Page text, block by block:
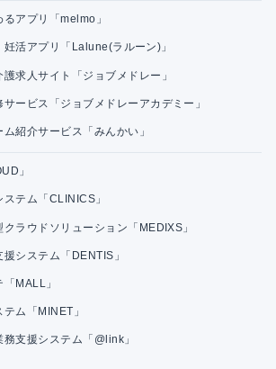
アプリ「melmo」
活アプリ「Lalune(ラルーン)」
求人サイト「ジョブメドレー」
ービス「ジョブメドレーアカデミー」
紹介サービス「みんかい」
」
テム「CLINICS」
ラウドソリューション「MEDIXS」
システム「DENTIS」
MALL」
ム「MINET」
支援システム「@link」